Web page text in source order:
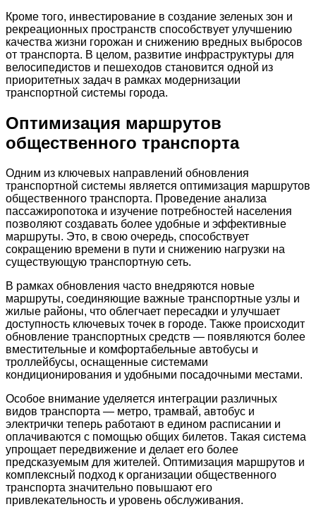
Кроме того, инвестирование в создание зеленых зон и
рекреационных пространств способствует улучшению
качества жизни горожан и снижению вредных выбросов
от транспорта. В целом, развитие инфраструктуры для
велосипедистов и пешеходов становится одной из
приоритетных задач в рамках модернизации
транспортной системы города.
Оптимизация маршрутов
общественного транспорта
Одним из ключевых направлений обновления
транспортной системы является оптимизация маршрутов
общественного транспорта. Проведение анализа
пассажиропотока и изучение потребностей населения
позволяют создавать более удобные и эффективные
маршруты. Это, в свою очередь, способствует
сокращению времени в пути и снижению нагрузки на
существующую транспортную сеть.
В рамках обновления часто внедряются новые
маршруты, соединяющие важные транспортные узлы и
жилые районы, что облегчает пересадки и улучшает
доступность ключевых точек в городе. Также происходит
обновление транспортных средств — появляются более
вместительные и комфортабельные автобусы и
троллейбусы, оснащенные системами
кондиционирования и удобными посадочными местами.
Особое внимание уделяется интеграции различных
видов транспорта — метро, трамвай, автобус и
электрички теперь работают в едином расписании и
оплачиваются с помощью общих билетов. Такая система
упрощает передвижение и делает его более
предсказуемым для жителей. Оптимизация маршрутов и
комплексный подход к организации общественного
транспорта значительно повышают его
привлекательность и уровень обслуживания.